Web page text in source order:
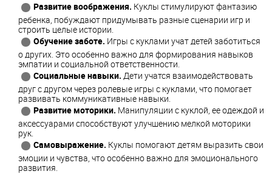
Развитие воображения. Куклы стимулируют фантазию
ребенка, побуждают придумывать разные сценарии игр и
строить целые истории.
Обучение заботе. Игры с куклами учат детей заботиться
о других. Это особенно важно для формирования навыков
эмпатии и социальной ответственности.
Социальные навыки. Дети учатся взаимодействовать
друг с другом через ролевые игры с куклами, что помогает
развивать коммуникативные навыки.
Развитие моторики. Манипуляции с куклой, ее одеждой и
аксессуарами способствуют улучшению мелкой моторики
рук.
Самовыражение. Куклы помогают детям выразить свои
эмоции и чувства, что особенно важно для эмоционального
развития.